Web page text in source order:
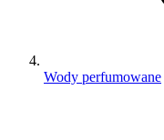
Wody perfumowane